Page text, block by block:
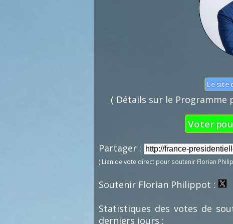
Le site
( Détails sur le Programme
Voter
Partager :
( Lien de vote direct pour soutenir Florian
Soutenir Florian Philippot :
Statistiques des votes de
derniers jours :